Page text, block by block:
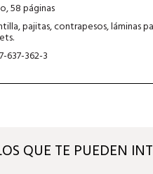
58 páginas
pajitas, contrapesos, láminas
637-362-3
QUE TE PUEDEN